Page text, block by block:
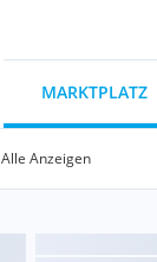
MARKTPLATZ
Alle Anzeigen